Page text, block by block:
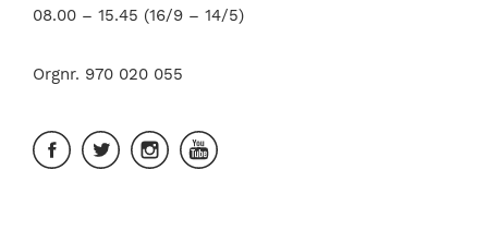
08.00 – 15.45 (16/9 – 14/5)
Orgnr. 970 020 055